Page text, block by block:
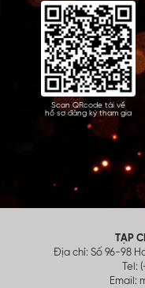
Scan QRcode tải về
hồ sơ đăng ký tham gia
TẠP
Địa chỉ: Số 96-98
Tel:
Email: